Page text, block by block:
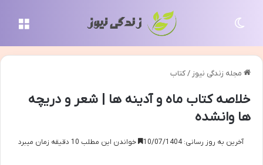
مجله زندگی نیوز /کتاب
خلاصه کتاب ماه و آدینه ها | شعر و دریچه
ها وانشده
آخرین به روز رسانی: 10/07/1404 خواندن این مطلب 10 دقیقه زمان میبرد